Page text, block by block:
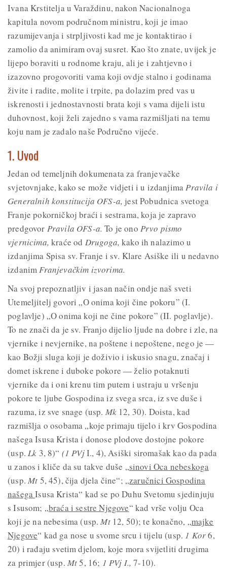
Ivana Krstitelja u Varaždinu, nakon Nacionalnoga
kapitula novom područnom ministru, koji je imao
razumijevanja i strpljivosti kad me je kontaktirao i
zamolio da animiram ovaj susret. Kao što znate, uvijek je
lijepo boraviti u rodnome kraju, ali je i zahtjevno i
izazovno progovoriti vama koji ovdje stalno i godinama
živite i radite, molite i trpite, pa dolazim pred vas u
iskrenosti i jednostavnosti brata koji s vama dijeli istu
duhovnost, koji želi zajedno s vama razmišljati na temu
koju nam je zadalo naše Područno vijeće.
1. Uvod
Jedan od temeljnih dokumenata za franjevačke
svjetovnjake, kako se može vidjeti i u izdanjimaPravila i
Generalnih konstitucija OFS-a, jest Pobudnica svetoga
Franje pokorničkoj braći i sestrama, koja je zapravo
predgovor Pravila OFS-a.To je ono Prvo pismo
vjernicima,kraće od Drugoga,kako ih nalazimo u
izdanjima Spisa sv. Franje i sv. Klare Asiške ili u nedavno
izdanimFranjevačkim izvorima.
Na svoj prepoznatljiv i jasan način ondje naš sveti
Utemeljitelj govori „O onima koji čine pokoru” (I.
poglavlje) „O onima koji ne čine pokore” (II. poglavlje).
To ne znači da je sv. Franjo dijelio ljude na dobre i zle, na
vjernike i nevjernike, na poštene i nepoštene, nego je —
kao Božji sluga koji je doživio i iskusio snagu, značaj i
domet iskrene i duboke pokore — želio potaknuti
vjernike da i oni krenu tim putem i ustraju u vršenju
pokore te ljube Gospodina iz svega srca, iz sve duše i
razuma, iz sve snage (usp. Mk 12, 30). Doista, kad
razmišlja o osobama „koje primaju tijelo i krv Gospodina
našega Isusa Krista i donose plodove dostojne pokore
(usp.Lk 3, 8)“ (1 PVjI., 4), Asiški siromašak kao da pada
u zanos i kliče da su takve duše „sinovi Oca nebeskoga
(usp.Mt 5, 45), čija djela čine“; „zaručnici Gospodina
našegaIsusa Krista“ kad se po Duhu Svetomu sjedinjuju
s Isusom; „braća i sestre Njegove“ kad vrše volju Oca
koji je na nebesima (usp.Mt 12, 50); te konačno, „majke
Njegove“ kad ga nose u svome srcu i tijelu (usp. 1 Kor6,
20) i rađaju svetim djelom, koje mora svijetliti drugima
za primjer (usp. Mt5, 16; 1 PVj I.,7-10).